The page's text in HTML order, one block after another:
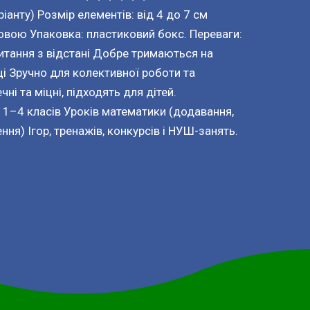
Розмір елементів: від 4 до 7 см
Упаковка: пластиковий бокс. Переваги:
з відстані Добре тримаються на
Зручно для колективної роботи та
та міцні, підходять для дітей.
класів Уроків математики (додавання,
Ігор, тренажів, конкурсів і НУШ-занять.